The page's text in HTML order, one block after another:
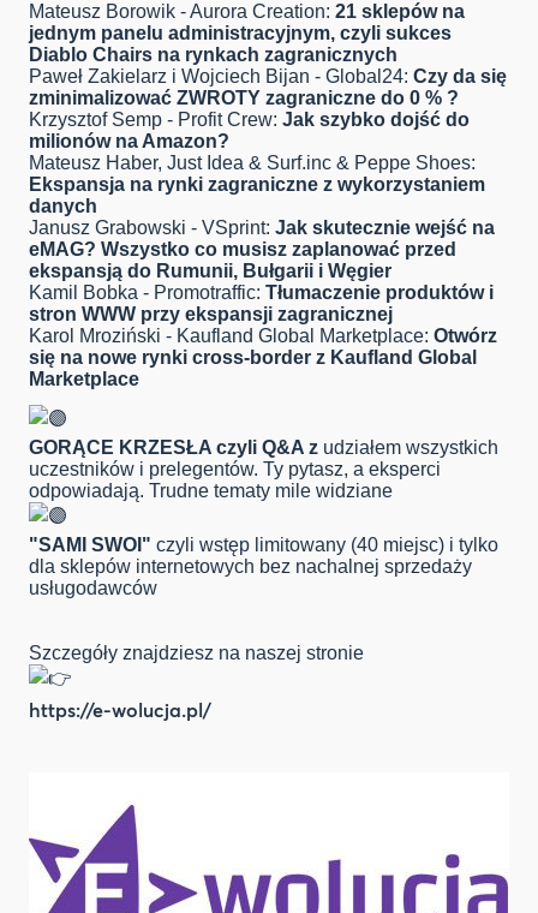
Mateusz Borowik - Aurora Creation: 21 sklepów na
jednym panelu administracyjnym, czyli sukces
Diablo Chairs na rynkach zagranicznych
Paweł Zakielarz i Wojciech Bijan - Global24: Czy da się
zminimalizować ZWROTY zagraniczne do 0 % ?
Krzysztof Semp - Profit Crew: Jak szybko dojść do
milionów na Amazon?
Mateusz Haber, Just Idea & Surf.inc & Peppe Shoes:
Ekspansja na rynki zagraniczne z wykorzystaniem
danych
Janusz Grabowski - VSprint: Jak skutecznie wejść na
eMAG? Wszystko co musisz zaplanować przed
ekspansją do Rumunii, Bułgarii i Węgier
Kamil Bobka - Promotraffic: Tłumaczenie produktów i
stron WWW przy ekspansji zagranicznej
Karol Mroziński - Kaufland Global Marketplace: Otwórz
się na nowe rynki cross-border z Kaufland Global
Marketplace
GORĄCE KRZESŁA czyli Q&A z udziałem wszystkich
uczestników i prelegentów. Ty pytasz, a eksperci
odpowiadają. Trudne tematy mile widziane
"SAMI SWOI" czyli wstęp limitowany (40 miejsc) i tylko
dla sklepów internetowych bez nachalnej sprzedaży
usługodawców
Szczegóły znajdziesz na naszej stronie
https://e-wolucja.pl/